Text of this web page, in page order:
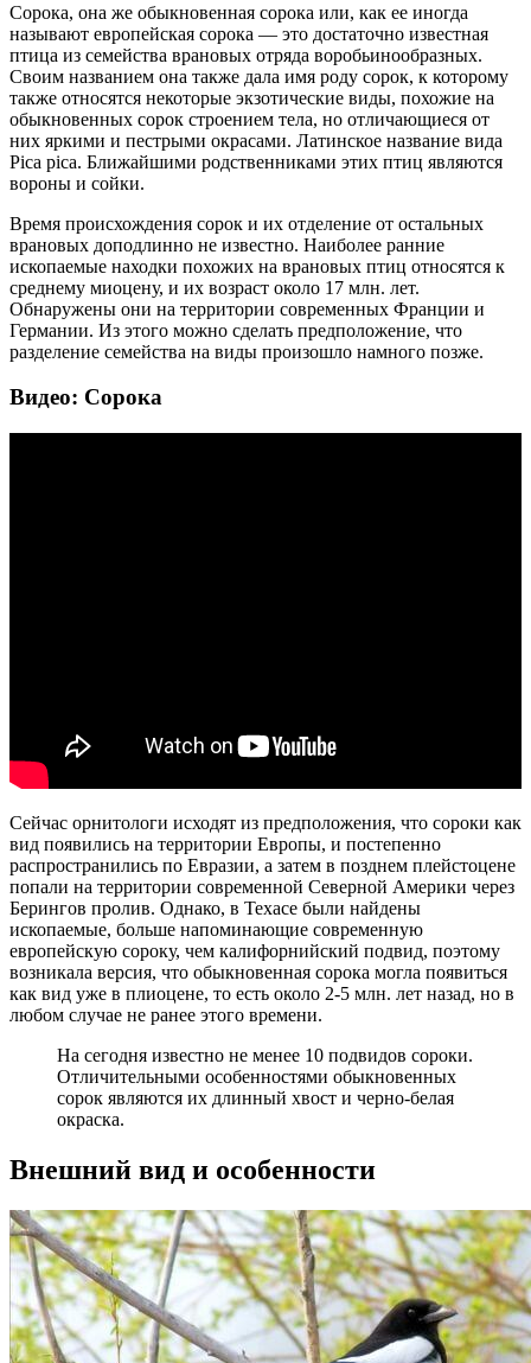
Сорока, она же обыкновенная сорока или, как ее иногда
называют европейская сорока — это достаточно известная
птица из семейства врановых отряда воробьинообразных.
Своим названием она также дала имя роду сорок, к которому
также относятся некоторые экзотические виды, похожие на
обыкновенных сорок строением тела, но отличающиеся от
них яркими и пестрыми окрасами. Латинское название вида
Pica pica. Ближайшими родственниками этих птиц являются
вороны и сойки.
Время происхождения сорок и их отделение от остальных
врановых доподлинно не известно. Наиболее ранние
ископаемые находки похожих на врановых птиц относятся к
среднему миоцену, и их возраст около 17 млн. лет.
Обнаружены они на территории современных Франции и
Германии. Из этого можно сделать предположение, что
разделение семейства на виды произошло намного позже.
Видео: Сорока
Сейчас орнитологи исходят из предположения, что сороки как
вид появились на территории Европы, и постепенно
распространились по Евразии, а затем в позднем плейстоцене
попали на территории современной Северной Америки через
Берингов пролив. Однако, в Техасе были найдены
ископаемые, больше напоминающие современную
европейскую сороку, чем калифорнийский подвид, поэтому
возникала версия, что обыкновенная сорока могла появиться
как вид уже в плиоцене, то есть около 2-5 млн. лет назад, но в
любом случае не ранее этого времени.
На сегодня известно не менее 10 подвидов сороки.
Отличительными особенностями обыкновенных
сорок являются их длинный хвост и черно-белая
окраска.
Внешний вид и особенности